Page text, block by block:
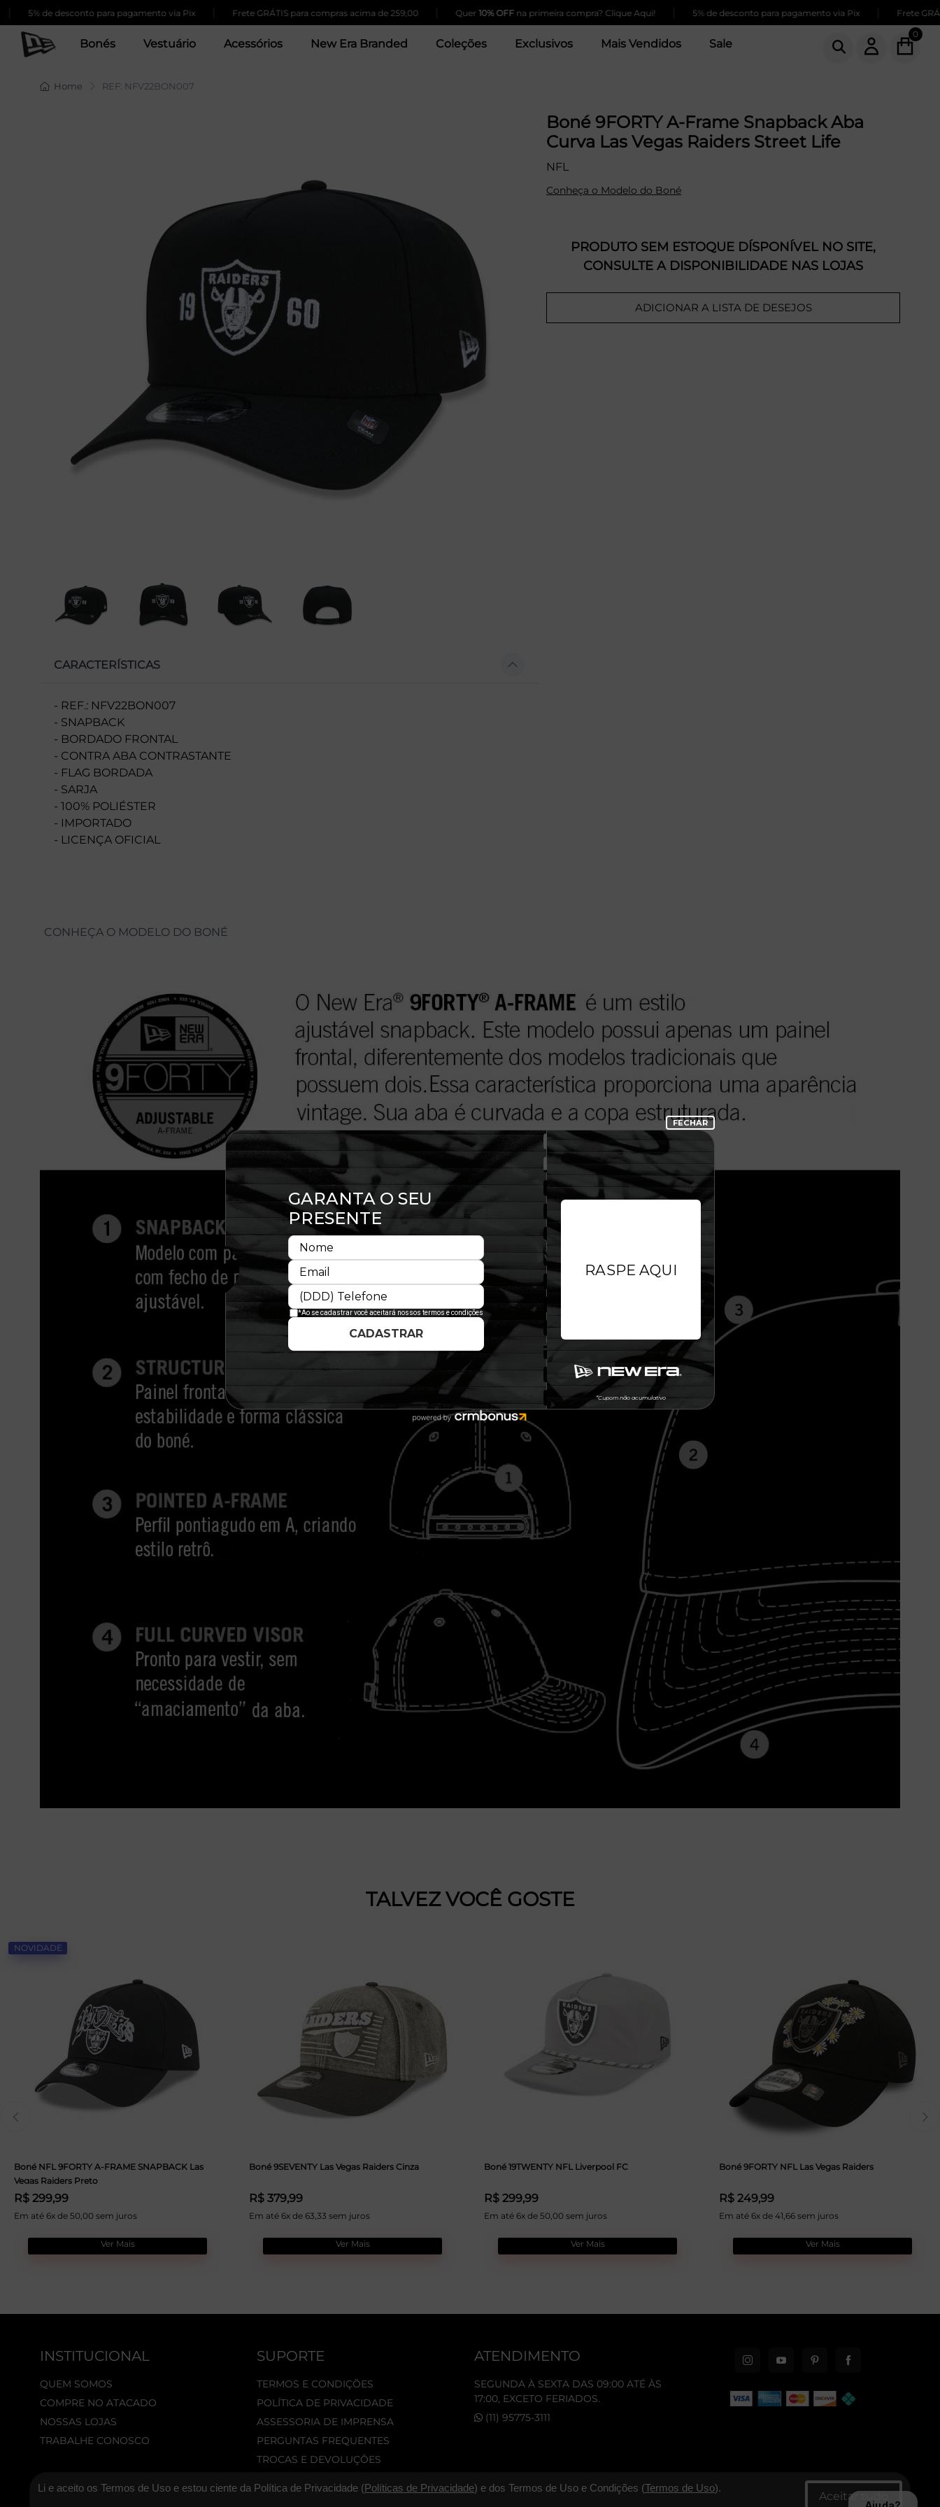
de desconto para pagamento via Pix | Frete GRÁTIS para compras acima de 259,00 | 10% OFFna primeira compra? Clique Aqui! | 5% de desconto para pagamento via Pix | Frete GRÁTIS
Bonés Vestuário Acessórios New Era Branded Coleções Exclusivos Mais Vendidos Sale
0
Home REF: NFV22BON007
CARACTERÍSTICAS
- REF.: NFV22BON007
- SNAPBACK
- BORDADO FRONTAL
- CONTRA ABA CONTRASTANTE
- FLAG BORDADA
- SARJA
- 100% POLIÉSTER
- IMPORTADO
- LICENÇA OFICIAL
Boné 9FORTY A-Frame Snapback Aba
Curva Las Vegas Raiders Street Life
NFL
Conheça o Modelo do Boné
PRODUTO SEM ESTOQUE DÍSPONÍVEL NO SITE,
CONSULTE A DISPONIBILIDADE NAS LOJAS
ADICIONAR A LISTA DE DESEJOS
CONHEÇA O MODELO DO BONÉ
TALVEZ VOCÊ GOSTE
NOVIDADE
Boné NFL 9FORTY A-FRAME SNAPBACK Las
Vegas Raiders Preto
R$ 299,99
Em até 6x de 50,00 sem juros
Ver Mais
Boné 9SEVENTY Las Vegas Raiders Cinza
R$ 379,99
Em até 6x de 63,33 sem juros
Ver Mais
Boné 19TWENTY NFL Liverpool FC
R$ 299,99
Em até 6x de 50,00 sem juros
Ver Mais
Boné 9FORTY NFL Las Vegas Raiders
R$ 249,99
Em até 6x de 41,66 sem juros
Ver Mais
INSTITUCIONAL
QUEM SOMOS
COMPRE NO ATACADO
NOSSAS LOJAS
TRABALHE CONOSCO
SUPORTE
TERMOS E CONDIÇÕES
POLÍTICA DE PRIVACIDADE
ASSESSORIA DE IMPRENSA
PERGUNTAS FREQUENTES
TROCAS E DEVOLUÇÕES
ATENDIMENTO
SEGUNDA À SEXTA DAS 09:00 ATÉ ÀS
17:00, EXCETO FERIADOS.
(11) 95775-3111
Li e aceito os Termos de Uso e estou ciente da Política de Privacidade (Políticas de Privacidade) e dos Termos de Uso e Condições (Termos de Uso).